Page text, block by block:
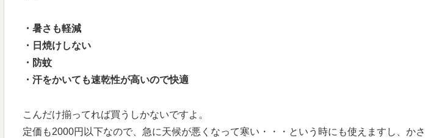
・暑さも軽減
・日焼けしない
・防蚊
・汗をかいても速乾性が高いので快適
こんだけ揃ってれば買うしかないですよ。
定価も2000円以下なので、急に天候が悪くなって寒い・・・という時にも使えますし、か